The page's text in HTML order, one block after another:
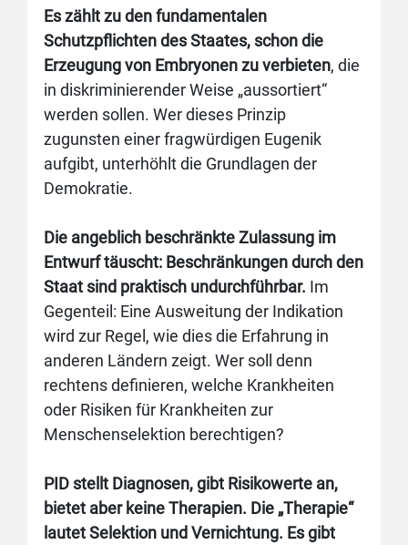
Es zählt zu den fundamentalen
Schutzpflichten des Staates, schon die
Erzeugung von Embryonen zu verbieten, die
in diskriminierender Weise „aussortiert“
werden sollen. Wer dieses Prinzip
zugunsten einer fragwürdigen Eugenik
aufgibt, unterhöhlt die Grundlagen der
Demokratie.
Die angeblich beschränkte Zulassung im
Entwurf täuscht: Beschränkungen durch den
Staat sind praktisch undurchführbar. Im
Gegenteil: Eine Ausweitung der Indikation
wird zur Regel, wie dies die Erfahrung in
anderen Ländern zeigt. Wer soll denn
rechtens definieren, welche Krankheiten
oder Risiken für Krankheiten zur
Menschenselektion berechtigen?
PID stellt Diagnosen, gibt Risikowerte an,
bietet aber keine Therapien. Die „Therapie“
lautet Selektion und Vernichtung. Es gibt